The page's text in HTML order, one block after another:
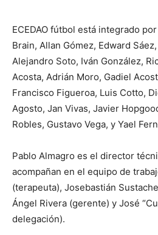
ECEDAO fútbol está integrado
Brain, Allan Gómez, Edward
Alejandro Soto, Iván González,
Acosta, Adrián Moro, Gadiel
Francisco Figueroa, Luis Cotto,
Agosto, Jan Vivas, Javier
Robles, Gustavo Vega, y Yael
Pablo Almagro es el director
acompañan en el equipo de
(terapeuta), Josebastián
Ángel Rivera (gerente) y José
delegación).